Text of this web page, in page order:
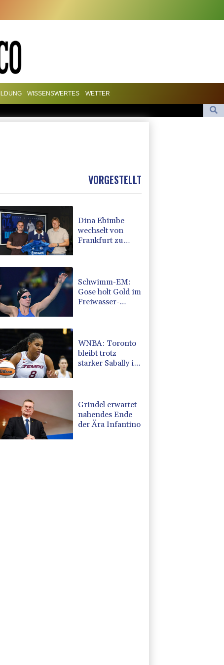
WISSENSWERTES WETTER
in Schleswig-Holstein entdeckt
überrollt und getötet
VORGESTELLT
Dina Ebimbe
wechselt von
Frankfurt zu
Schwimm-EM:
Gose holt Gold im
Freiwasser-
WNBA: Toronto
bleibt trotz
starker Sabally in
Grindel erwartet
nahendes Ende
der Ära Infantino